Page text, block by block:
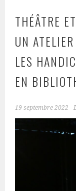
THÉÂTRE
UN
LES
EN
19 septembre 2022